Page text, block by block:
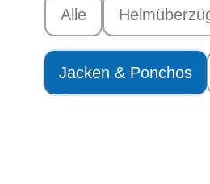
Alle
Jacken & Ponchos